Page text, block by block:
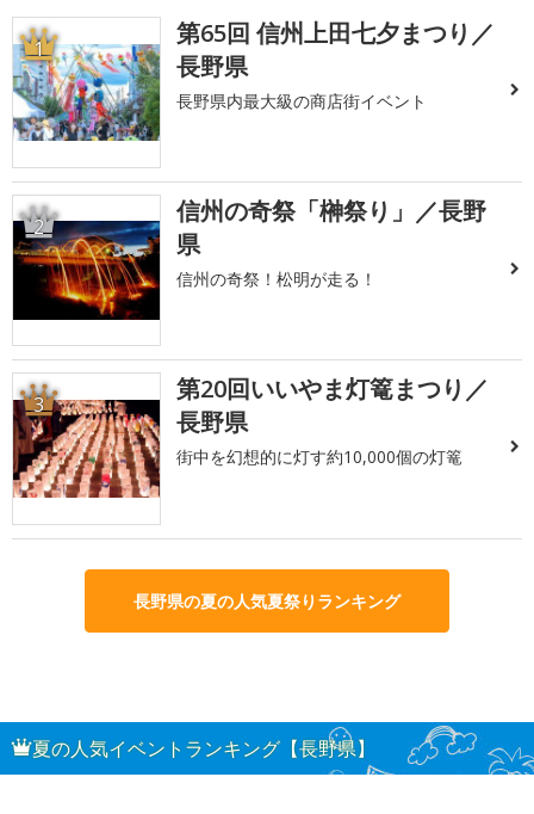
1
第65回 信州上田七夕まつり／
長野県
長野県内最大級の商店街イベント
2
信州の奇祭「榊祭り」／長野
県
信州の奇祭！松明が走る！
3
第20回いいやま灯篭まつり／
長野県
街中を幻想的に灯す約10,000個の灯篭
長野県の夏の人気夏祭りランキング
夏の人気イベントランキング【長野県】